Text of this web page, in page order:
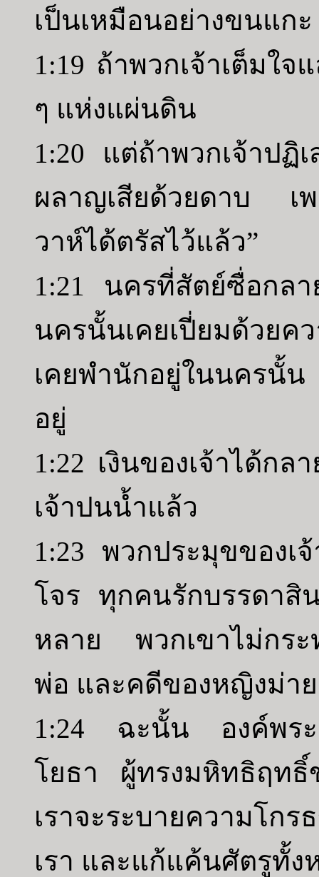
เป็นเหมือนอย่างขนแกะ
1:19 ถ้าพวกเจ้าเต็มใจ
ๆ แห่งแผ่นดิน
1:20 แต่ถ้าพวกเจ้าปฏิ
ผลาญเสียด้วยดาบ เพ
วาห์ได้ตรัสไว้แล้ว”
1:21 นครที่สัตย์ซื่อกล
นครนั้นเคยเปี่ยมด้วย
เคยพำนักอยู่ในนครนั้
อยู่
1:22 เงินของเจ้าได้กล
เจ้าปนน้ำแล้ว
1:23 พวกประมุขของเ
โจร ทุกคนรักบรรดาสิ
หลาย พวกเขาไม่กระ
พ่อ และคดีของหญิงม่า
1:24 ฉะนั้น องค์พระผู้
โยธา ผู้ทรงมหิทธิฤทธิ์
เราจะระบายความโก
เรา และแก้แค้นศัตรูทั้ง